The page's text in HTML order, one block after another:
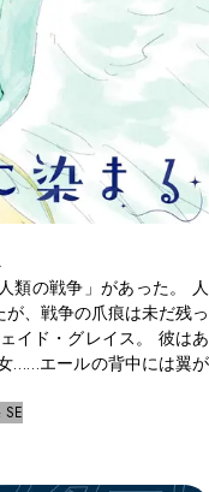
類の戦争」があった。 人
、戦争の爪痕は未だ残っ